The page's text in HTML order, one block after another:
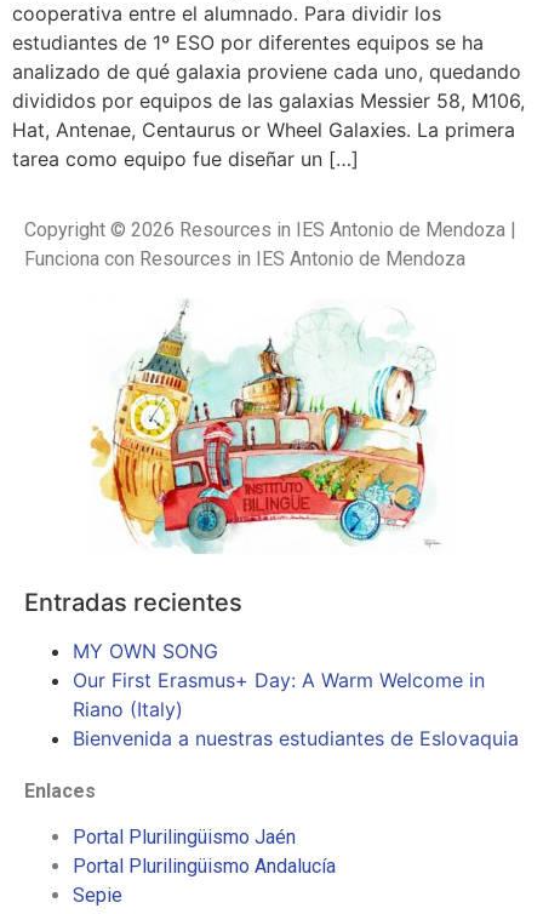
cooperativa entre el alumnado. Para dividir los
estudiantes de 1º ESO por diferentes equipos se ha
analizado de qué galaxia proviene cada uno, quedando
divididos por equipos de las galaxias Messier 58, M106,
Hat, Antenae, Centaurus or Wheel Galaxies. La primera
tarea como equipo fue diseñar un […]
Copyright © 2026 Resources in IES Antonio de Mendoza |
Funciona con Resources in IES Antonio de Mendoza
Entradas recientes
MY OWN SONG
Our First Erasmus+ Day: A Warm Welcome in
Riano (Italy)
Bienvenida a nuestras estudiantes de Eslovaquia
Enlaces
Portal Plurilingüismo Jaén
Portal Plurilingüismo Andalucía
Sepie